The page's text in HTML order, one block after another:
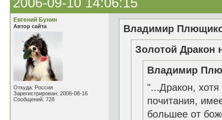
2006-09-10 14:06:15
Евгений Бунин
Автор сайта
Откуда: Россия
Зарегистрирован: 2006-08-16
Сообщений: 728
Владимир
Золотой Дракон
Владимир
"...Дракон,
почитания,
большее от